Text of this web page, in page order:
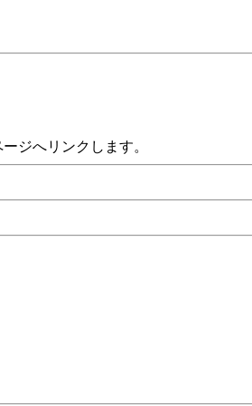
ジへリンクします。